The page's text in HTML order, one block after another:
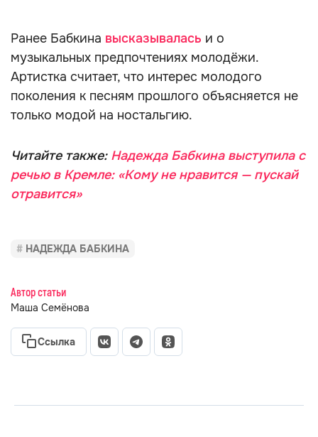
Ранее Бабкина высказывалась и о
музыкальных предпочтениях молодёжи.
Артистка считает, что интерес молодого
поколения к песням прошлого объясняется не
только модой на ностальгию.
Читайте также: Надежда Бабкина выступила с
речью в Кремле: «Кому не нравится — пускай
отравится»
НАДЕЖДА БАБКИНА
Автор статьи
Маша Семёнова
Ссылка